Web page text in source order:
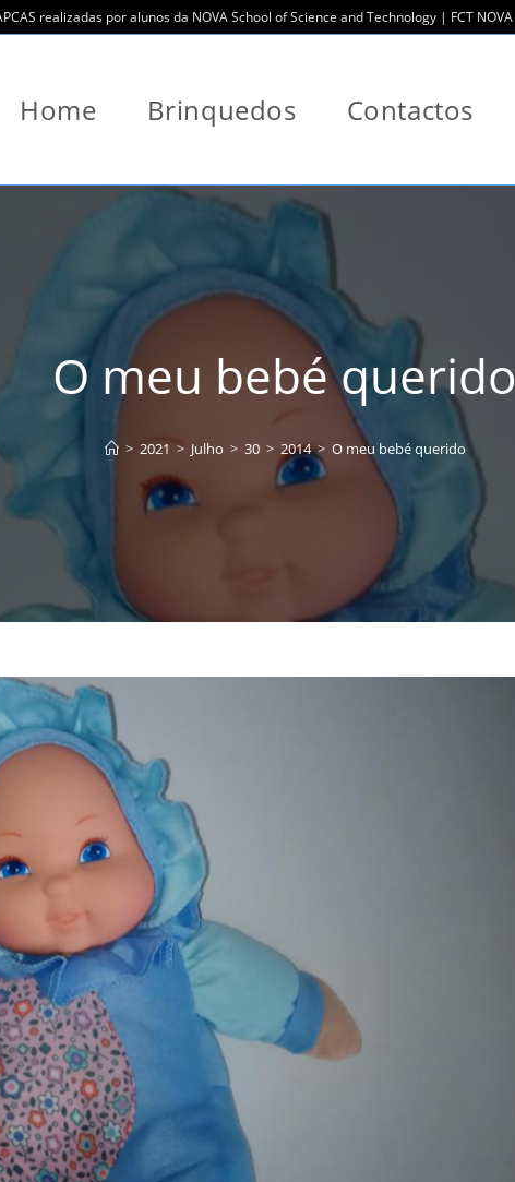
realizadas por alunos da NOVA School of Science and Technology | FCT NOVA
Home Brinquedos Contactos
O meu bebé querido
> 2021 > Julho > 30 > 2014 > O meu bebé querido